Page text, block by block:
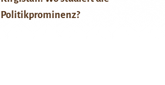
Politikprominenz?